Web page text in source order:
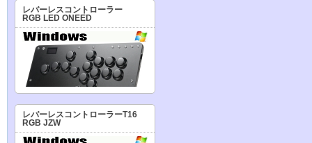
レバーレスコントローラー
RGB LED ONEED
レバーレスコントローラーT16
RGB JZW